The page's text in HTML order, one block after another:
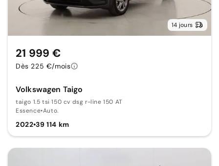
14 jours
Volkswagen Taigo
taigo 1.5 tsi 150 cv dsg r-line 150 AT
Essence•Auto.
2022•39 114 km
21 999 €
Dès 225 €/mois